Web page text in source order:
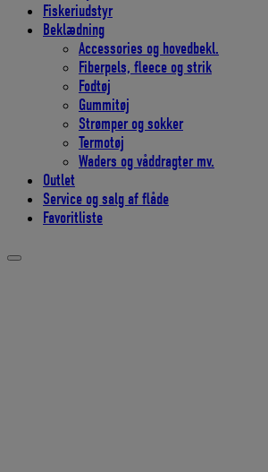
Fiskeriudstyr
Beklædning
Accessories og hovedbekl.
Fiberpels, fleece og strik
Fodtøj
Gummitøj
Strømper og sokker
Termotøj
Waders og våddragter mv.
Outlet
Service og salg af flåde
Favoritliste